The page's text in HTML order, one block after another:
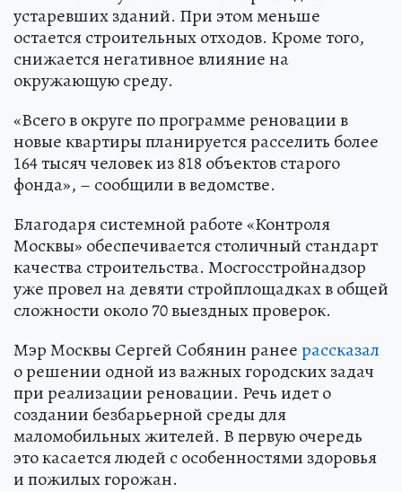
устаревших зданий. При этом меньше
остается строительных отходов. Кроме того,
снижается негативное влияние на
окружающую среду.
«Всего в округе по программе реновации в
новые квартиры планируется расселить более
164 тысяч человек из 818 объектов старого
фонда», – сообщили в ведомстве.
Благодаря системной работе «Контроля
Москвы» обеспечивается столичный стандарт
качества строительства. Мосгосстройнадзор
уже провел на девяти стройплощадках в общей
сложности около 70 выездных проверок.
Мэр Москвы Сергей Собянин ранеерассказал
о решении одной из важных городских задач
при реализации реновации. Речь идет о
создании безбарьерной среды для
маломобильных жителей. В первую очередь
это касается людей с особенностями здоровья
и пожилых горожан.